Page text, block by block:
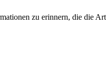
zu erinnern, die die